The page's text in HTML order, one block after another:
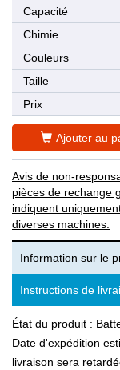
Capacité
Chimie
Couleurs
Taille
Prix
Ajouter au
Avis de non-
pièces de rechange
indiquent
diverses machines.
Information sur le
Instructions de
État du produit :
Date d'expédition
livraison sera